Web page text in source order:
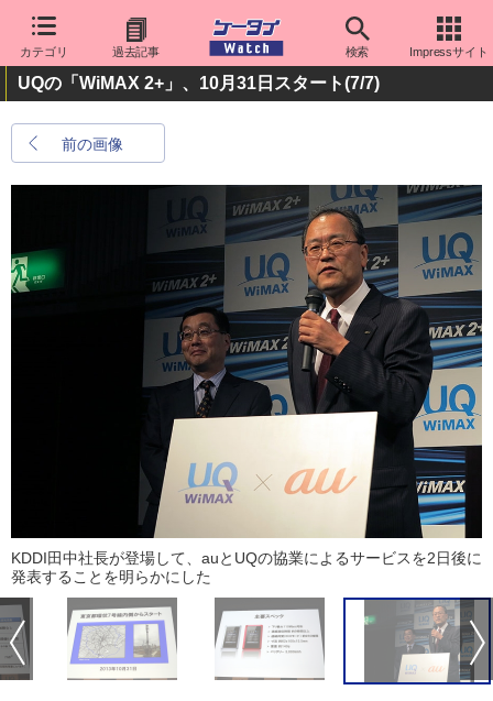
カテゴリ 過去記事 検索 Impressサイト
UQの「WiMAX 2+」、10月31日スタート(7/7)
前の画像
KDDI田中社長が登場して、auとUQの協業によるサービスを2日後に
発表することを明らかにした